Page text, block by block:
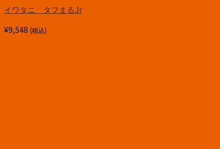
イワタニ タフまるJr
¥9,548 (税込)